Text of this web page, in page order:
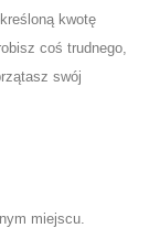
kwotę
coś trudnego,
swój
miejscu.